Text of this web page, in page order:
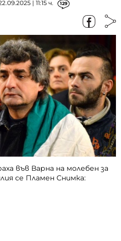
| 11:15 ч. 129
във Варна на молебен за
се Пламен Снимка: